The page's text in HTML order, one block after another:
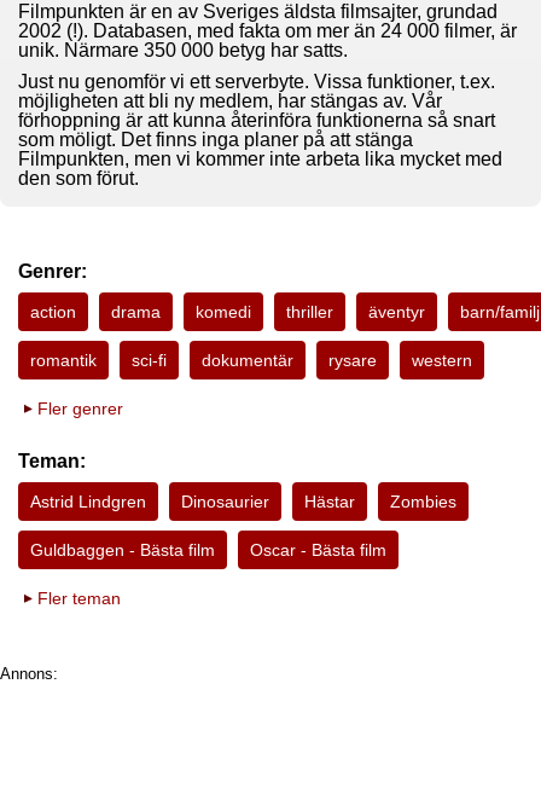
Filmpunkten är en av Sveriges äldsta filmsajter, grundad
2002 (!). Databasen, med fakta om mer än 24 000 filmer, är
unik. Närmare 350 000 betyg har satts.
Just nu genomför vi ett serverbyte. Vissa funktioner, t.ex.
möjligheten att bli ny medlem, har stängas av. Vår
förhoppning är att kunna återinföra funktionerna så snart
som möligt. Det finns inga planer på att stänga
Filmpunkten, men vi kommer inte arbeta lika mycket med
den som förut.
Genrer:
action drama komedi thriller äventyr barn/familj
romantik sci-fi dokumentär rysare western
Fler genrer
Teman:
Astrid Lindgren Dinosaurier Hästar Zombies
Guldbaggen - Bästa film Oscar - Bästa film
Fler teman
Annons: